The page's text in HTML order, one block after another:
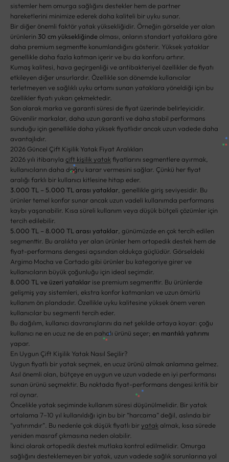
sistemler hem omurga sağlığını destekler hem de partner
hareketlerini minimize ederek daha kaliteli bir uyku sunar.
Bir diğer önemli faktör yatak yüksekliğidir. Örneğin görselde yer alan
ürünlerin 30 cm yüksekliğindeolması, onların standart yataklara göre
daha premium segmentte konumlandığını gösterir. Yüksek yataklar
genellikle daha fazla katman içerir ve bu da konforu artırır.
Kumaş kalitesi, hava geçirgenliği ve antibakteriyel özellikler de fiyatı
etkileyen diğer unsurlardır. Özellikle son dönemde kullanıcılar
terletmeyen ve sağlıklı uyku ortamı sunan yataklara yöneldiği için bu
özellikler fiyatı yukarı çekmektedir.
Son olarak marka ve garanti süresi de fiyat üzerinde belirleyicidir.
Güvenilir markalar, daha uzun garanti ve daha stabil performans
sunduğu için genellikle daha yüksek fiyatlıdır ancak uzun vadede daha
avantajlıdır.
2026 Güncel Çift Kişilik Yatak Fiyat Aralıkları
2026 yılı itibarıyla çift kişilik yatak fiyatlarını segmentlere ayırmak,
kullanıcıların daha doğru karar vermesini sağlar. Çünkü her fiyat
aralığı farklı bir kullanıcı kitlesine hitap eder.
3.000 TL – 5.000 TL arası yataklar , genellikle giriş seviyesidir. Bu
ürünler temel konfor sunar ancak uzun vadeli kullanımda performans
kaybı yaşanabilir. Kısa süreli kullanım veya düşük bütçeli çözümler için
tercih edilebilir.
5.000 TL – 8.000 TL arası yataklar , günümüzde en çok tercih edilen
segmenttir. Bu aralıkta yer alan ürünler hem ortopedik destek hem de
fiyat-performans dengesi açısından oldukça güçlüdür. Görseldeki
Argimo Mocha ve Cortado gibi ürünler bu kategoriye girer ve
kullanıcıların büyük çoğunluğu için ideal seçimdir.
8.000 TL ve üzeri yataklar ise premium segmenttir. Bu ürünlerde
gelişmiş yay sistemleri, ekstra konfor katmanları ve uzun ömürlü
kullanım ön plandadır. Özellikle uyku kalitesine yüksek önem veren
kullanıcılar bu segmenti tercih eder.
Bu dağılım, kullanıcı davranışlarını da net şekilde ortaya koyar: çoğu
kullanıcı ne en ucuz ne de en pahalı ürünü seçer; en mantıklı yatırımı
yapar.
En Uygun Çift Kişilik Yatak Nasıl Seçilir?
Uygun fiyatlı bir yatak seçmek, en ucuz ürünü almak anlamına gelmez.
Asıl önemli olan, bütçeye en uygun ve uzun vadede en iyi performansı
sunan ürünü seçmektir. Bu noktada fiyat-performans dengesi kritik bir
rol oynar.
Öncelikle yatak seçiminde kullanım süresi düşünülmelidir. Bir yatak
ortalama 7–10 yıl kullanıldığı için bu bir “harcama” değil, aslında bir
“yatırımdır”. Bu nedenle çok düşük fiyatlı biryatak almak, kısa sürede
yeniden masraf çıkmasına neden olabilir.
İkinci olarak ortopedik destek mutlaka kontrol edilmelidir. Omurga
sağlığını desteklemeyen bir yatak, uzun vadede sağlık sorunlarına yol